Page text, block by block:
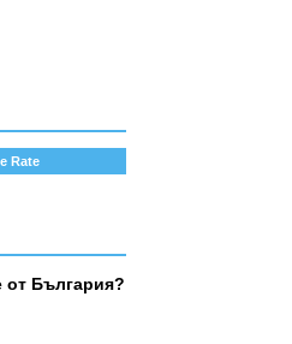
Rate
от България?